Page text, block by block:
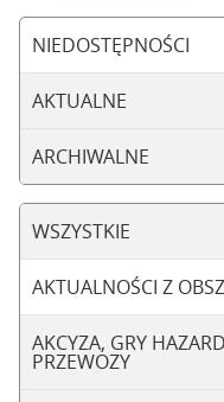
NIEDOSTĘPNOŚCI
AKTUALNE
ARCHIWALNE
WSZYSTKIE
AKTUALNOŚCI Z
AKCYZA, GRY
PRZEWOZY